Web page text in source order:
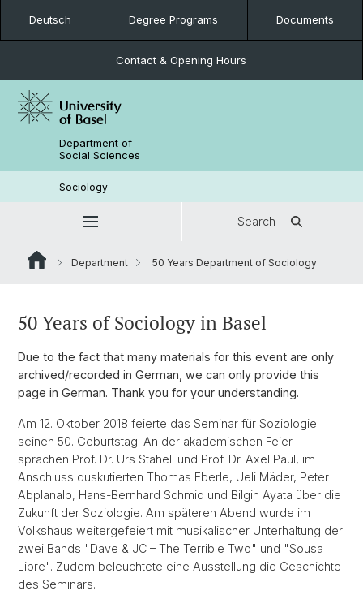
Deutsch Degree Programs Documents
Contact & Opening Hours
Department of
Social Sciences
Sociology
Search
Department 50 Years Department of Sociology
50 Years of Sociology in Basel
Due to the fact that many materials for this event are only
archived/recorded in German, we can only provide this
page in German. Thank you for your understanding.
Am 12. Oktober 2018 feierte das Seminar für Soziologie
seinen 50. Geburtstag. An der akademischen Feier
sprachen Prof. Dr. Urs Stäheli und Prof. Dr. Axel Paul, im
Anschluss duskutierten Thomas Eberle, Ueli Mäder, Peter
Abplanalp, Hans-Bernhard Schmid und Bilgin Ayata über die
Zukunft der Soziologie. Am späteren Abend wurde im
Volkshaus weitergefeiert mit musikalischer Unterhaltung der
zwei Bands "Dave & JC – The Terrible Two" und "Sousa
Libre". Zudem beleuchtete eine Ausstellung die Geschichte
des Seminars.